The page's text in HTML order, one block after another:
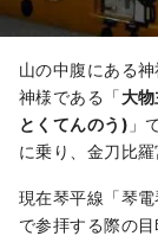
山の中腹にある
神様である「大
とくてんのう) 」
に乗り、金刀比羅
現在琴平線「琴
で参拝する際の